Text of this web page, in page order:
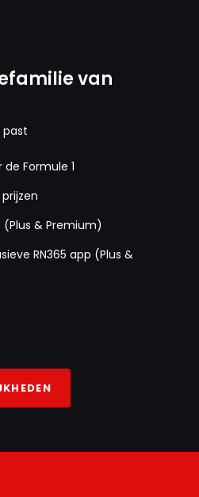
van
past
Formule 1
& Premium)
RN365 app (Plus &